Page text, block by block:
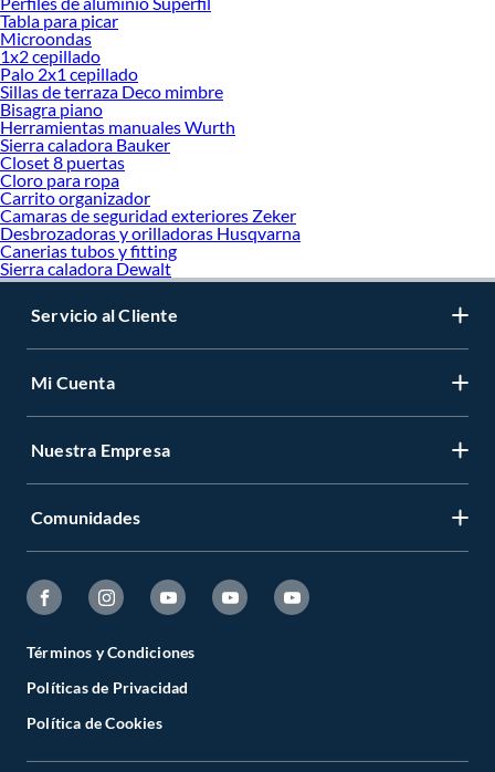
Tabla para picar
Microondas
1x2 cepillado
Palo 2x1 cepillado
Sillas de terraza Deco mimbre
Bisagra piano
Herramientas manuales Wurth
Sierra caladora Bauker
Closet 8 puertas
Cloro para ropa
Carrito organizador
Camaras de seguridad exteriores Zeker
Desbrozadoras y orilladoras Husqvarna
Canerias tubos y fitting
Sierra caladora Dewalt
Servicio al Cliente
Mi Cuenta
Nuestra Empresa
Comunidades
Términos y Condiciones
Políticas de Privacidad
Política de Cookies